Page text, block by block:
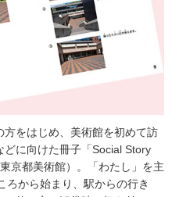
をはじめ、美術館を初めて訪
どに向けた冊子「Social Story
京都美術館）。「わたし」を主
ろから始まり、駅からの行き